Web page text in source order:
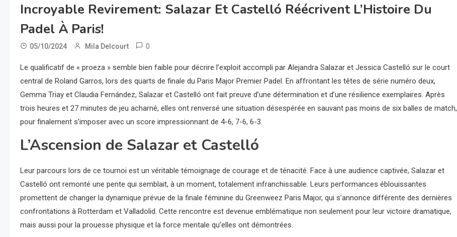
Incroyable Revirement: Salazar Et Castelló Réécrivent L’Histoire Du
Padel À Paris!
05/10/2024 Mila Delcourt 0
Le qualificatif de « proeza » semble bien faible pour décrire l’exploit accompli par Alejandra Salazar et Jessica Castelló sur le court
central de Roland Garros, lors des quarts de finale du Paris Major Premier Padel. En affrontant les têtes de série numéro deux,
Gemma Triay et Claudia Fernández, Salazar et Castelló ont fait preuve d’une détermination et d’une résilience exemplaires. Après
trois heures et 27 minutes de jeu acharné, elles ont renversé une situation désespérée en sauvant pas moins de six balles de match,
pour finalement s’imposer avec un score impressionnant de 4-6, 7-6, 6-3.
L’Ascension de Salazar et Castelló
Leur parcours lors de ce tournoi est un véritable témoignage de courage et de ténacité. Face à une audience captivée, Salazar et
Castelló ont remonté une pente qui semblait, à un moment, totalement infranchissable. Leurs performances éblouissantes
promettent de changer la dynamique prévue de la finale féminine du Greenweez Paris Major, qui s’annonce différente des dernières
confrontations à Rotterdam et Valladolid. Cette rencontre est devenue emblématique non seulement pour leur victoire dramatique,
mais aussi pour la prouesse physique et la force mentale qu’elles ont démontrées.